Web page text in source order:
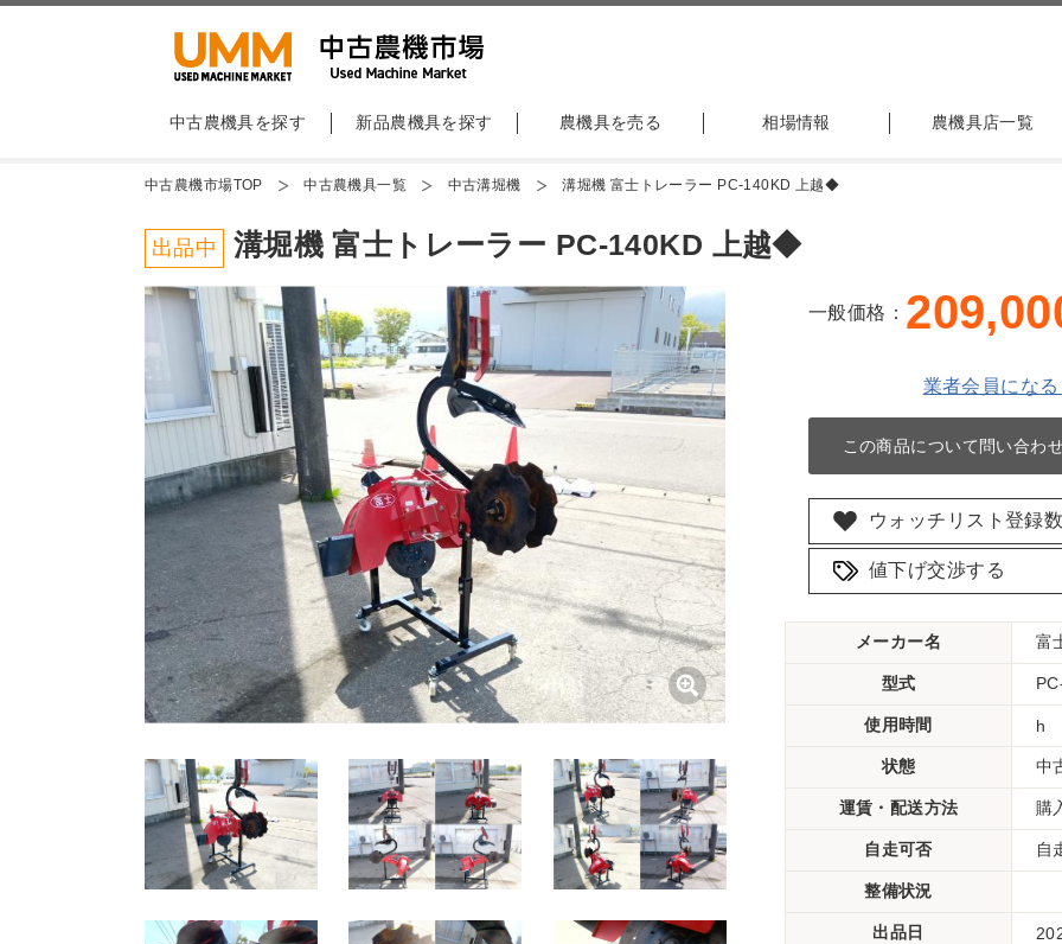
中古農機具を探す 新品農機具を探す 農機具を売る 相場情報 農機具店一覧
中古農機市場TOP 中古農機具一覧 中古溝堀機 溝堀機 富士トレーラー PC-140KD 上越◆
出品中 溝堀機 富士トレーラー PC-140KD 上越◆
一般価格：
業者会員にな
この商品について問い合わ
ウォッチリスト登録数
値下げ交渉する
メーカー名 富
型式
使用時間 h
状態 中
運賃・配送方法 購
自走可否 自
整備状況
出品日